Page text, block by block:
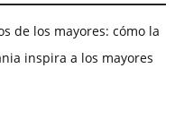
de los mayores: cómo la
inspira a los mayores